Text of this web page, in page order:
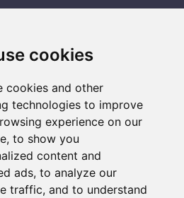
cookies
cookies and other
technologies to improve
experience on our
to show you
content and
ads, to analyze our
traffic, and to understand
Vendita
SU
Console